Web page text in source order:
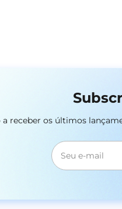
receber os últimos